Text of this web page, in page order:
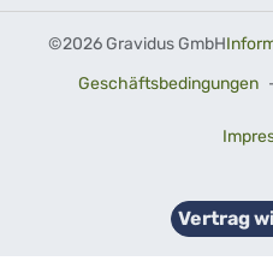
©2026 Gravidus GmbH
Geschäftsbedingungen
Vertrag